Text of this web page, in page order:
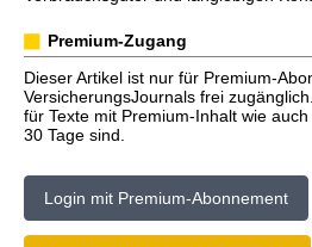
Premium-Zugang
Dieser Artikel ist nur für Premium-
VersicherungsJournals frei
für Texte mit Premium-Inhalt wie
30 Tage sind.
Login mit Premium-Abonnement